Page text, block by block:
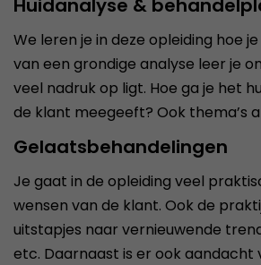
Huidanalyse &
We leren je in deze opleiding hoe
van een grondige analyse leer je
veel nadruk op ligt. Hoe ga je het
de klant meegeeft? Ook thema’s
Gelaatsbehandelingen
Je gaat in de opleiding veel
wensen van de klant. Ook de
uitstapjes naar vernieuwende
etc. Daarnaast is er ook aandacht